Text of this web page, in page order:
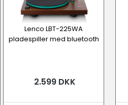
Lenco LBT-225WA
pladespiller med bluetooth
2.599 DKK